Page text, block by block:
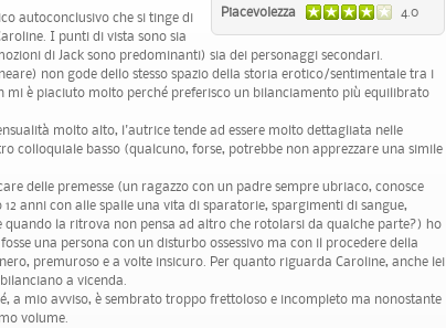
Piacevolezza
4.0
autoconclusivo che si tinge di
I punti di vista sono sia
di Jack sono predominanti) sia dei personaggi secondari.
non gode dello stesso spazio della storia erotico/sentimentale tra i
mi è piaciuto molto perché preferisco un bilanciamento più equilibrato
molto alto, l'autrice tende ad essere molto dettagliata nelle
colloquiale basso (qualcuno, forse, potrebbe non apprezzare una simile
delle premesse (un ragazzo con un padre sempre ubriaco, conosce
anni con alle spalle una vita di sparatorie, spargimenti di sangue,
quando la ritrova non pensa ad altro che rotolarsi da qualche parte?) ho
una persona con un disturbo ossessivo ma con il procedere della
premuroso e a volte insicuro. Per quanto riguarda Caroline, anche lei
a vicenda.
a mio avviso, è sembrato troppo frettoloso e incompleto ma nonostante
volume.